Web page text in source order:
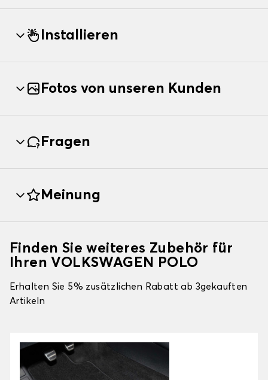
Installieren
Fotos von unseren Kunden
Fragen
Meinung
Finden Sie weiteres Zubehör für
Ihren VOLKSWAGEN POLO
Erhalten Sie 5% zusätzlichen Rabatt ab 3gekauften
Artikeln